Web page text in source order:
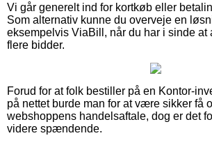
Vi går generelt ind for kortkøb eller
Som alternativ kunne du overveje en
eksempelvis ViaBill, når du har i sinde at
flere bidder.
Forud for at folk bestiller på en Kontor-
på nettet burde man for at være sikker få
webshoppens handelsaftale, dog er det
videre spændende.